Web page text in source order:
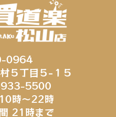
0964
５丁目５−１５
5500
時～22時
21時まで